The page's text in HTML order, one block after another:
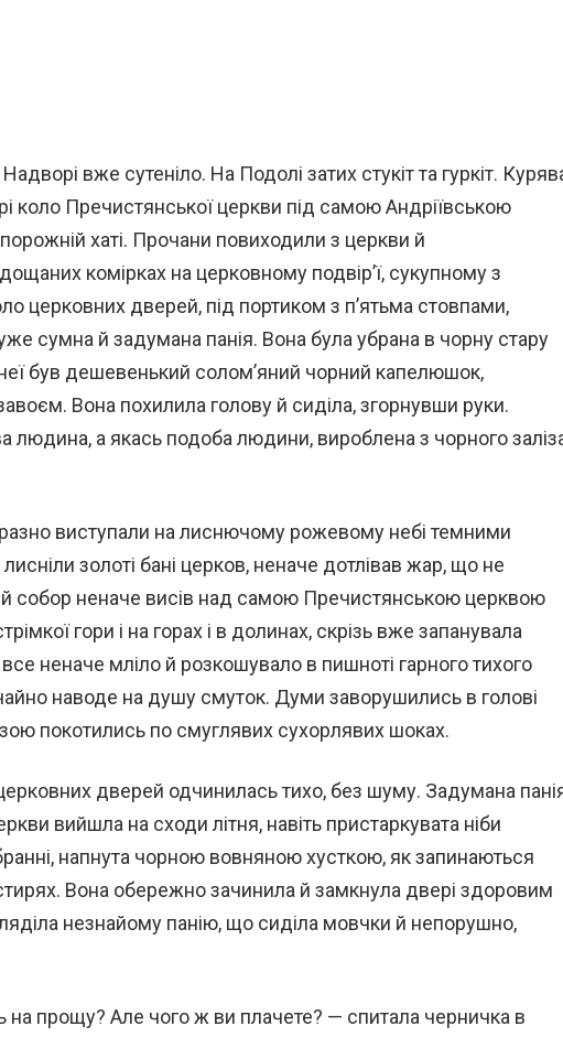
вже сутеніло. На Подолі затих стукіт та гуркіт.
коло Пречистянської церкви під самою Андріївською
хаті. Прочани повиходили з церкви й
комірках на церковному подвір’ї, сукупному з
церковних дверей, під портиком з п’ятьма стовпами,
сумна й задумана панія. Вона була убрана в чорну стару
був дешевенький солом’яний чорний капелюшок,
Вона похилила голову й сиділа, згорнувши руки.
людина, а якась подоба людини, вироблена з чорного
виступали на лиснючому рожевому небі темними
золоті бані церков, неначе дотлівав жар, що не
собор неначе висів над самою Пречистянською церквою
гори і на горах і в долинах, скрізь вже запанувала
все неначе мліло й розкошувало в пишноті гарного тихого
наводе на душу смуток. Думи заворушились в голові
покотились по смуглявих сухорлявих шоках.
дверей одчинилась тихо, без шуму. Задумана
вийшла на сходи літня, навіть пристаркувата ніби
напнута чорною вовняною хусткою, як запинаються
Вона обережно зачинила й замкнула двері здоровим
незнайому панію, що сиділа мовчки й непорушно,
на прощу? Але чого ж ви плачете? — спитала черничка в